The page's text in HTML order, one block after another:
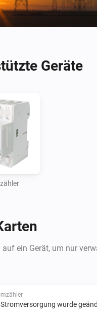
Geräte
auf ein Gerät, um nur
Stromversorgung wurde